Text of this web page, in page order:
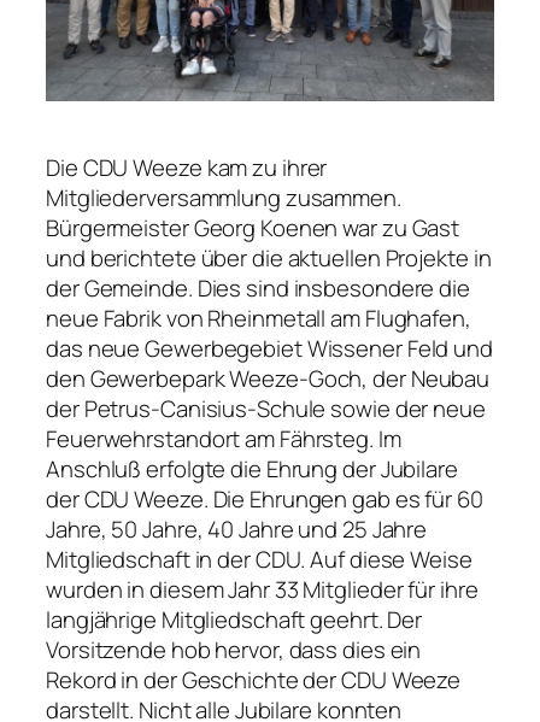
Die CDU Weeze kam zu ihrer
Mitgliederversammlung zusammen.
Bürgermeister Georg Koenen war zu Gast
und berichtete über die aktuellen Projekte in
der Gemeinde. Dies sind insbesondere die
neue Fabrik von Rheinmetall am Flughafen,
das neue Gewerbegebiet Wissener Feld und
den Gewerbepark Weeze-Goch, der Neubau
der Petrus-Canisius-Schule sowie der neue
Feuerwehrstandort am Fährsteg. Im
Anschluß erfolgte die Ehrung der Jubilare
der CDU Weeze. Die Ehrungen gab es für 60
Jahre, 50 Jahre, 40 Jahre und 25 Jahre
Mitgliedschaft in der CDU. Auf diese Weise
wurden in diesem Jahr 33 Mitglieder für ihre
langjährige Mitgliedschaft geehrt. Der
Vorsitzende hob hervor, dass dies ein
Rekord in der Geschichte der CDU Weeze
darstellt. Nicht alle Jubilare konnten